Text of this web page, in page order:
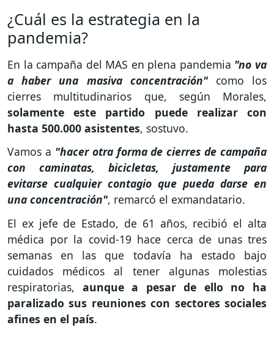
¿Cuál es la estrategia en la
pandemia?
En la campaña del MAS en plena pandemia "no va
a haber una masiva concentración"como los
cierres multitudinarios que, según Morales,
solamente este partido puede realizar con
hasta 500.000 asistentes, sostuvo.
Vamos a "hacer otra forma de cierres de campaña
con caminatas, bicicletas, justamente para
evitarse cualquier contagio que pueda darse en
una concentración", remarcó el exmandatario.
El ex jefe de Estado, de 61 años, recibió el alta
médica por la covid-19 hace cerca de unas tres
semanas en las que todavía ha estado bajo
cuidados médicos al tener algunas molestias
respiratorias, aunque a pesar de ello no ha
paralizado sus reuniones con sectores sociales
afines en el país.